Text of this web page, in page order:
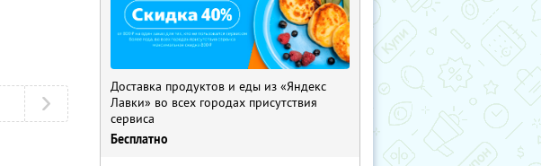
Доставка продуктов и еды из «Яндекс
Лавки» во всех городах присутствия
сервиса
Бесплатно